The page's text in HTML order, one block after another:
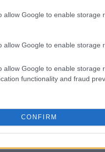
allow Google to enable storage
allow Google to enable storage
allow Google to enable storage
functionality and fraud
CONFIRM
per Wimbledon.
un bivio. Da una
in un
a non